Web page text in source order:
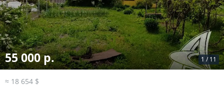
1 / 11
55 000 р.
≈ 18 654 $